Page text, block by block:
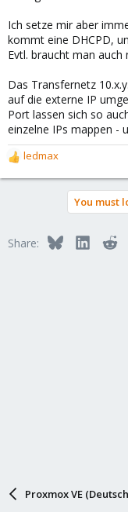
Ich setze mir aber
kommt eine DHCPD,
Evtl. braucht man auch
Das Transfernetz
auf die externe IP
Port lassen sich so
einzelne IPs mappen -
R
e
o
ledmax
You must
Share: Bluesky
Proxmox VE